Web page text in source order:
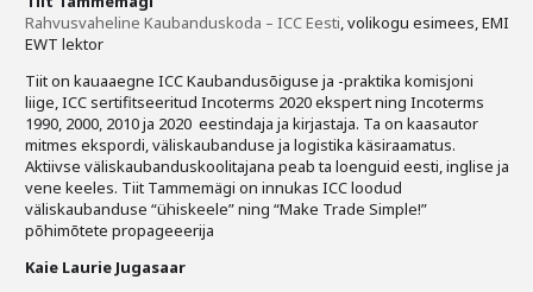
Rahvusvaheline Kaubanduskoda – ICC Eesti, volikogu esimees, EMI
EWT lektor
Tiit on kauaaegne ICC Kaubandusõiguse ja -praktika komisjoni
liige, ICC sertifitseeritud Incoterms 2020 ekspert ning Incoterms
1990, 2000, 2010 ja 2020 eestindaja ja kirjastaja. Ta on kaasautor
mitmes ekspordi, väliskaubanduse ja logistika käsiraamatus.
Aktiivse väliskaubanduskoolitajana peab ta loenguid eesti, inglise ja
vene keeles. Tiit Tammemägi on innukas ICC loodud
väliskaubanduse “ühiskeele” ning “Make Trade Simple!”
põhimõtete propageeerija
Kaie Laurie Jugasaar